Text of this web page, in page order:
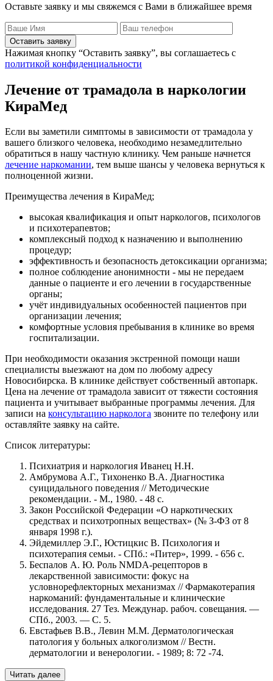
Оставьте заявку и мы свяжемся с Вами в ближайшее время
Оставить заявку
Нажимая кнопку “Оставить заявку”, вы соглашаетесь с
политикой конфиденциальности
Лечение от трамадола в наркологии
КираМед
Если вы заметили симптомы в зависимости от трамадола у
вашего близкого человека, необходимо незамедлительно
обратиться в нашу частную клинику. Чем раньше начнется
лечение наркомании, тем выше шансы у человека вернуться к
полноценной жизни.
Преимущества лечения в КираМед;
высокая квалификация и опыт наркологов, психологов
и психотерапевтов;
комплексный подход к назначению и выполнению
процедур;
эффективность и безопасность детоксикации организма;
полное соблюдение анонимности - мы не передаем
данные о пациенте и его лечении в государственные
органы;
учёт индивидуальных особенностей пациентов при
организации лечения;
комфортные условия пребывания в клинике во время
госпитализации.
При необходимости оказания экстренной помощи наши
специалисты выезжают на дом по любому адресу
Новосибирска. В клинике действует собственный автопарк.
Цена на лечение от трамадола зависит от тяжести состояния
пациента и учитывает выбранные программы лечения. Для
записи на консультацию нарколога звоните по телефону или
оставляйте заявку на сайте.
Список литературы:
Психиатрия и наркология Иванец Н.Н.
Амбрумова А.Г., Тихоненко В.А. Диагностика
суицидального поведения // Методические
рекомендации. - М., 1980. - 48 с.
Закон Российской Федерации «О наркотических
средствах и психотропных веществах» (№ З-ФЗ от 8
января 1998 г.).
Эйдемиллер Э.Г., Юстицкис В. Психология и
психотерапия семьи. - СПб.: «Питер», 1999. - 656 с.
Беспалов А. Ю. Роль NMDA-рецепторов в
лекарственной зависимости: фокус на
условнорефлекторных механизмах // Фармакотерапия
наркоманий: фундаментальные и клинические
исследования. 27 Тез. Междунар. рабоч. совещания. —
СПб., 2003. — С. 5.
Евстафьев В.В., Левин М.М. Дерматологическая
патология у больных алкоголизмом // Вестн.
дерматологии и венерологии. - 1989; 8: 72 -74.
Читать далее